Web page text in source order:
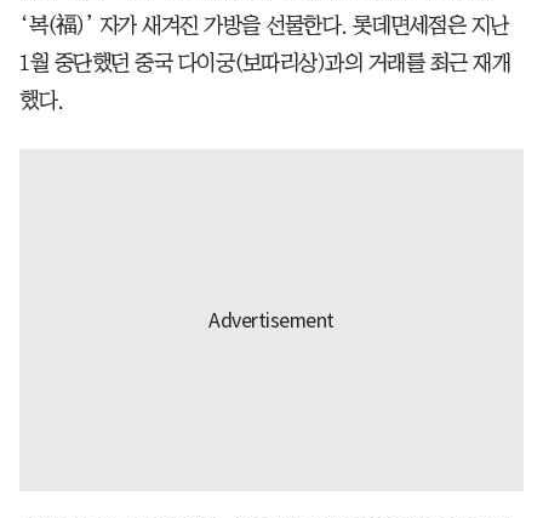
‘복(福)’ 자가 새겨진 가방을 선물한다. 롯데면세점은 지난
1월 중단했던 중국 다이궁(보따리상)과의 거래를 최근 재개
했다.